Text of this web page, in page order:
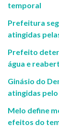
temporal
Prefeitura
atingidas
Prefeito
água e
Ginásio do
atingidas
Melo define
efeitos do